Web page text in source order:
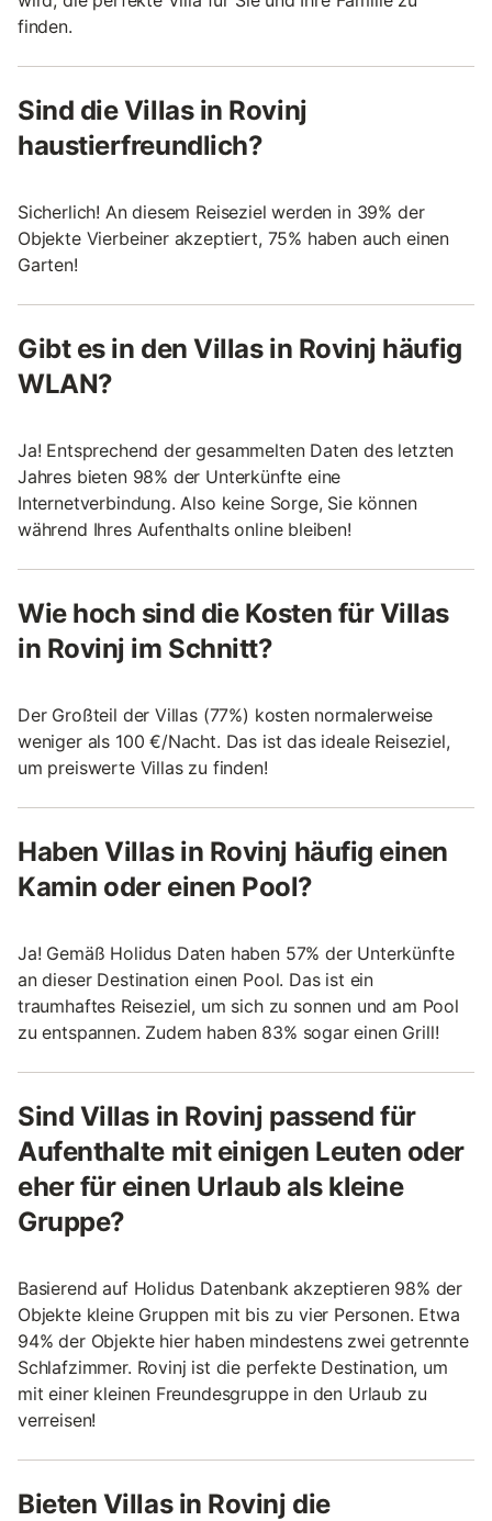
finden.
Sind die Villas in Rovinj
haustierfreundlich?
Sicherlich! An diesem Reiseziel werden in 39% der
Objekte Vierbeiner akzeptiert, 75% haben auch einen
Garten!
Gibt es in den Villas in Rovinj häufig
WLAN?
Ja! Entsprechend der gesammelten Daten des letzten
Jahres bieten 98% der Unterkünfte eine
Internetverbindung. Also keine Sorge, Sie können
während Ihres Aufenthalts online bleiben!
Wie hoch sind die Kosten für Villas
in Rovinj im Schnitt?
Der Großteil der Villas (77%) kosten normalerweise
weniger als 100 €/Nacht. Das ist das ideale Reiseziel,
um preiswerte Villas zu finden!
Haben Villas in Rovinj häufig einen
Kamin oder einen Pool?
Ja! Gemäß Holidus Daten haben 57% der Unterkünfte
an dieser Destination einen Pool. Das ist ein
traumhaftes Reiseziel, um sich zu sonnen und am Pool
zu entspannen. Zudem haben 83% sogar einen Grill!
Sind Villas in Rovinj passend für
Aufenthalte mit einigen Leuten oder
eher für einen Urlaub als kleine
Gruppe?
Basierend auf Holidus Datenbank akzeptieren 98% der
Objekte kleine Gruppen mit bis zu vier Personen. Etwa
94% der Objekte hier haben mindestens zwei getrennte
Schlafzimmer. Rovinj ist die perfekte Destination, um
mit einer kleinen Freundesgruppe in den Urlaub zu
verreisen!
Bieten Villas in Rovinj die